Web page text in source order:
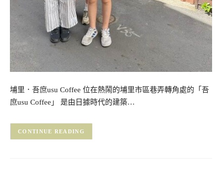
埔里．吾庶usu Coffee 位在熱鬧的埔里市區巷弄轉角處的「吾
庶usu Coffee」 是由日據時代的建築…
CONTINUE READING